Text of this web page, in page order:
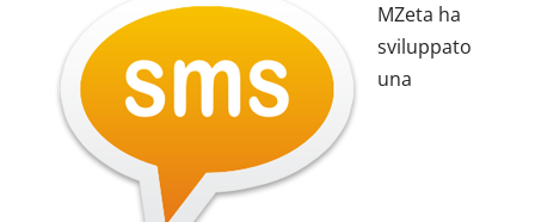
MZeta ha
sviluppato
una